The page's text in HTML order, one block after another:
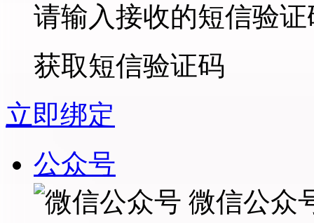
请输入接收的短信验证
获取短信验证码
立即绑定
公众号
微信公众